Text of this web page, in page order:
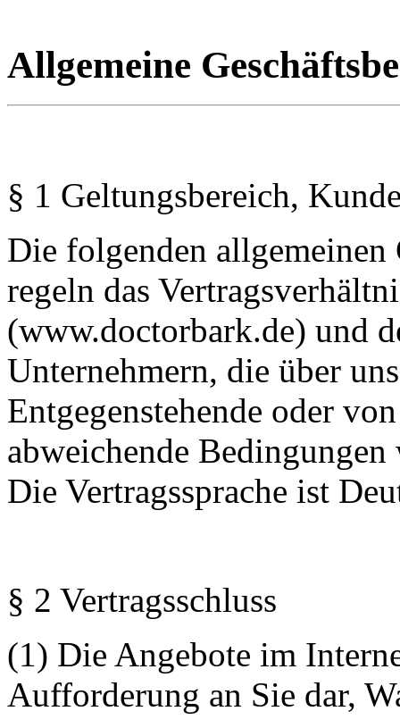
Allgemeine
§ 1 Geltungsbereich,
Die folgenden
regeln das
(www.doctorbark.de) und
Unternehmern, die über
Entgegenstehende oder
abweichende
Die Vertragssprache ist
§ 2 Vertragsschluss
(1) Die Angebote im
Aufforderung an Sie dar,